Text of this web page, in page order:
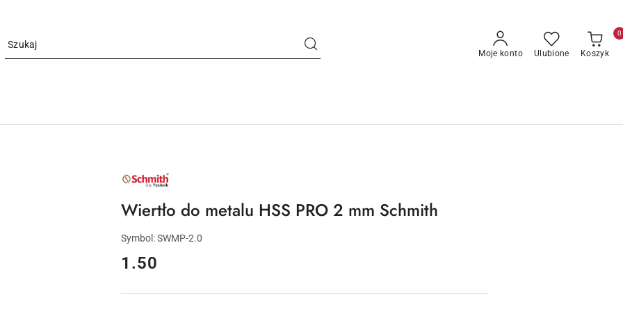
Moje konto Ulubione Koszyk
0
NAZWA
PRODUCENTA:
Wiertło do metalu HSS PRO 2 mm Schmith
Symbol:SWMP-2.0
cena:
1.50